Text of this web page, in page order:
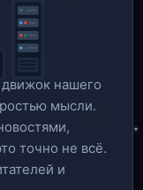
нашего
мысли.
точно не всё.
и